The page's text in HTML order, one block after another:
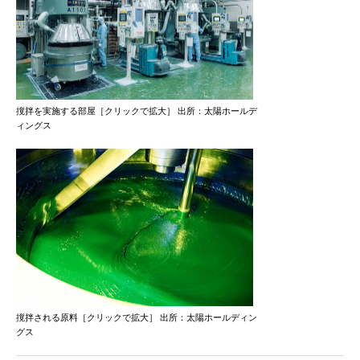
撹拌を実施する部屋［クリックで拡大］ 出所：太陽ホールデ
ィングス
撹拌される原料［クリックで拡大］ 出所：太陽ホールディン
グス